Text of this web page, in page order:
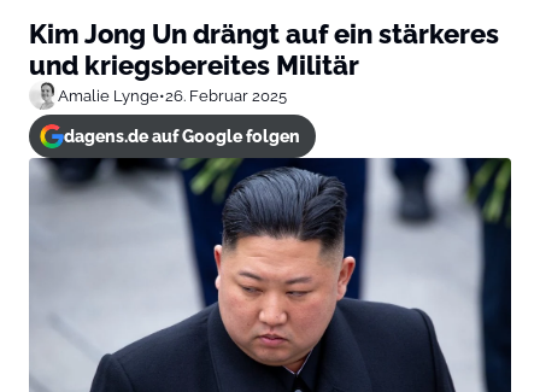
Kim Jong Un drängt auf ein stärkeres
und kriegsbereites Militär
Amalie Lynge•26. Februar 2025
dagens.de auf Google folgen